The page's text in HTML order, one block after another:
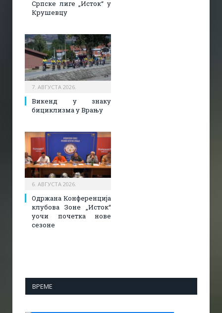
Српске лиге „Исток“ у
Крушевцу
7. АВГУСТА 2026.
Викенд у знаку
бициклизма у Врању
6. АВГУСТА 2026.
Одржана Конференција
клубова Зоне „Исток“
уочи почетка нове
сезоне
ВРЕМЕ